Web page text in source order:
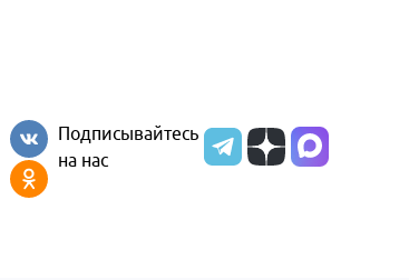
Подписывайтесь
на нас